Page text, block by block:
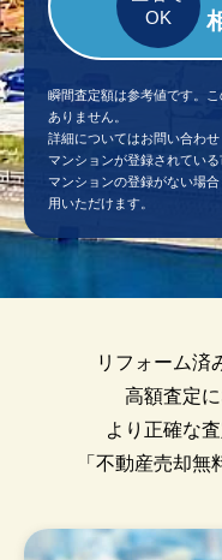
瞬間査定額は参考値です。
ありません。
詳細についてはお問い合わせ
マンションが登録されてい
マンションの登録がない場
用いただけます。
リフォーム済
高額査定
より正確な
「不動産売却無